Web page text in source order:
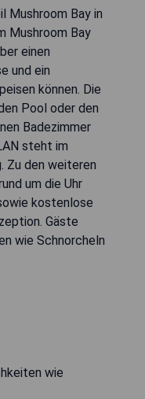
Mushroom Bay in
Mushroom Bay
einen
und ein
können. Die
Pool oder den
Badezimmer
steht im
Zu den weiteren
um die Uhr
kostenlose
Gäste
wie Schnorcheln
wie